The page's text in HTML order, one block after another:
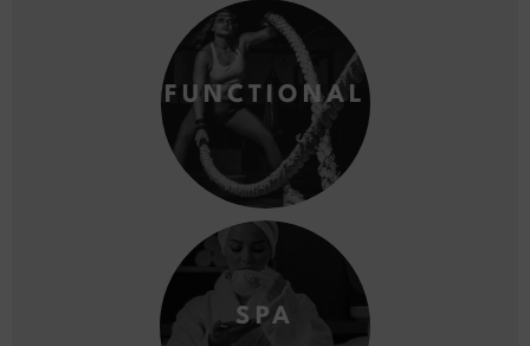
FUNCTIONAL
SPA